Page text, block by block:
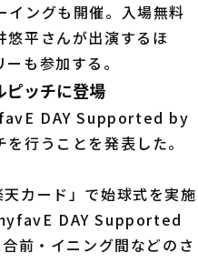
イングも開催。入場無料
悠平さんが出演するほ
も参加する。
ッチに登場
DAY Supported by
行うことを発表した。
カード」で始球式を実施
DAY Supported
前・イニング間などのさ